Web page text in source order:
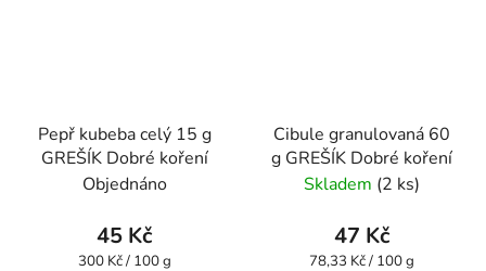
Pepř kubeba celý 15 g
GREŠÍK Dobré koření
Objednáno
45 Kč
Měrná
300 Kč / 100 g
Cibule granulovaná 60
g GREŠÍK Dobré koření
Skladem (2 ks)
47 Kč
Měrná
78,33 Kč / 100 g